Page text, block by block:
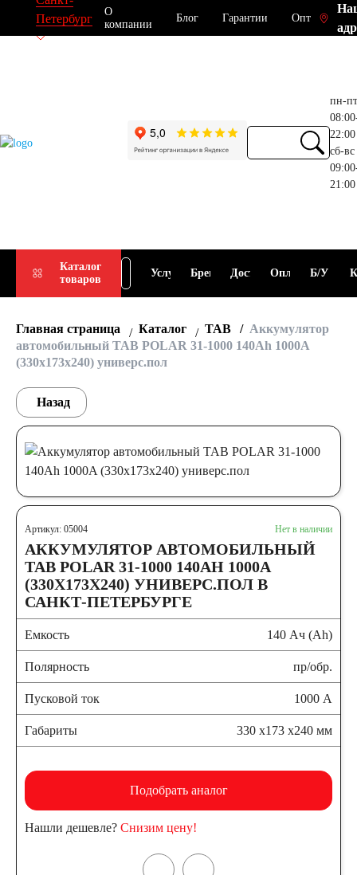
Петербург
О
компании
Блог Гарантии Опт
пн-пт
22:00
сб-вс
21:00
Каталог
товаров
Подбор
АКБ
Услуги Бренды ДоставкаОплата Б/У
Главная страница Каталог TAB
Аккумулятор
автомобильный TAB POLAR 31-1000 140Ah 1000A
(330x173x240) универс.пол
Назад
Артикул: 05004 Нет в наличии
АККУМУЛЯТОР АВТОМОБИЛЬНЫЙ
TAB POLAR 31-1000 140AH 1000A
(330X173X240) УНИВЕРС.ПОЛ В
САНКТ-ПЕТЕРБУРГЕ
Емкость 140 Ач (Ah)
Полярность пр/обр.
Пусковой ток 1000 А
Габариты 330 x173 x240 мм
Подобрать аналог
Нашли дешевле? Снизим цену!